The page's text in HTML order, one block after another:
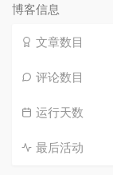
博客信息
文章数目
评论数目
运行天数
最后活动